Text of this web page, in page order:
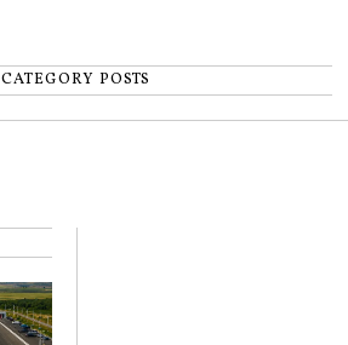
CATEGORY POSTS